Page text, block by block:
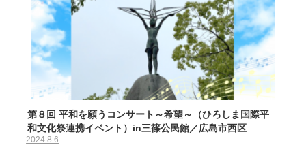
第８回 平和を願うコンサート～希望～（ひろしま国際平
和文化祭連携イベント）in三篠公民館／広島市西区
2024.8.6